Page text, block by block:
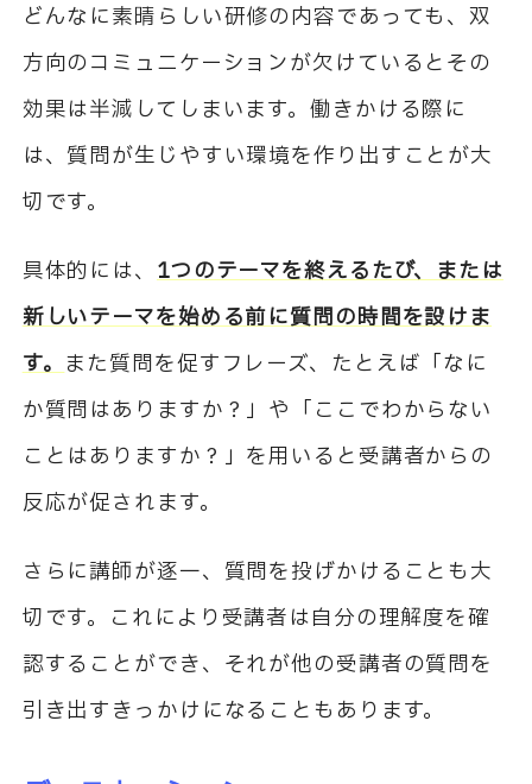
どんなに素晴らしい研修の内容であっても、双
方向のコミュニケーションが欠けているとその
効果は半減してしまいます。働きかける際に
は、質問が生じやすい環境を作り出すことが大
切です。
具体的には、 1つのテーマを終えるたび、または
新しいテーマを始める前に質問の時間を設けま
す。また質問を促すフレーズ、たとえば「なに
か質問はありますか？」や「ここでわからない
ことはありますか？」を用いると受講者からの
反応が促されます。
さらに講師が逐一、質問を投げかけることも大
切です。これにより受講者は自分の理解度を確
認することができ、それが他の受講者の質問を
引き出すきっかけになることもあります。